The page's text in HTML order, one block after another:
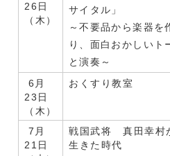
26日
（木）
サイタル」
～不要品から楽器を
り、面白おかしいト
と演奏～
6月
23日
（木）
おくすり教室
7月
21日
戦国武将 真田幸村
生きた時代